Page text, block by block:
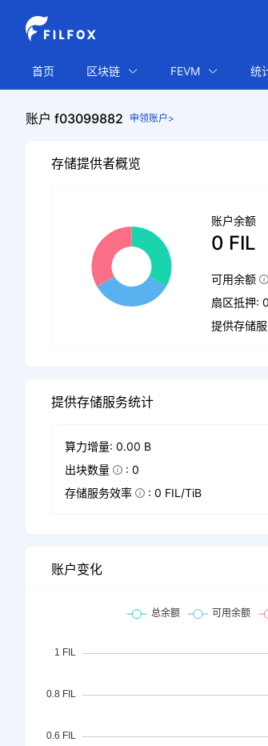
首页 区块链 FEVM 统
账户 f03099882 申领账户>
存储提供者概览
账户余额
0 FIL
可用余额
扇区抵押:
提供存储
提供存储服务统计
算力增量: 0.00 B
出块数量
: 0
存储服务效率
: 0 FIL/TiB
账户变化